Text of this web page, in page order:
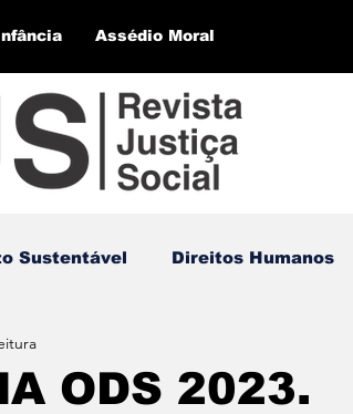
Assédio Moral
Sustentável Direitos Humanos
ODS 2023.